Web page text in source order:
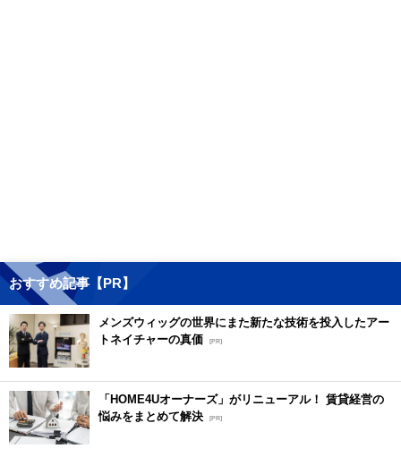
おすすめ記事【PR】
メンズウィッグの世界にまた新たな技術を投入したアー
トネイチャーの真価 [PR]
「HOME4Uオーナーズ」がリニューアル！ 賃貸経営の
悩みをまとめて解決 [PR]